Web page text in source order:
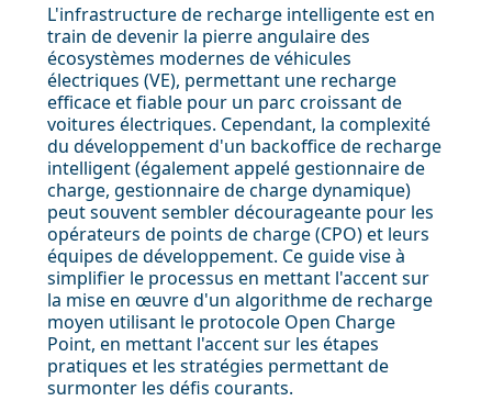
L'infrastructure de recharge intelligente est en
train de devenir la pierre angulaire des
écosystèmes modernes de véhicules
électriques (VE), permettant une recharge
efficace et fiable pour un parc croissant de
voitures électriques. Cependant, la complexité
du développement d'un backoffice de recharge
intelligent (également appelé gestionnaire de
charge, gestionnaire de charge dynamique)
peut souvent sembler décourageante pour les
opérateurs de points de charge (CPO) et leurs
équipes de développement. Ce guide vise à
simplifier le processus en mettant l'accent sur
la mise en œuvre d'un algorithme de recharge
moyen utilisant le protocole Open Charge
Point, en mettant l'accent sur les étapes
pratiques et les stratégies permettant de
surmonter les défis courants.